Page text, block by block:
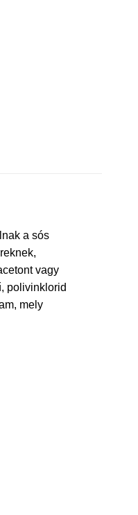
a sós
vagy
polivinklorid
mely